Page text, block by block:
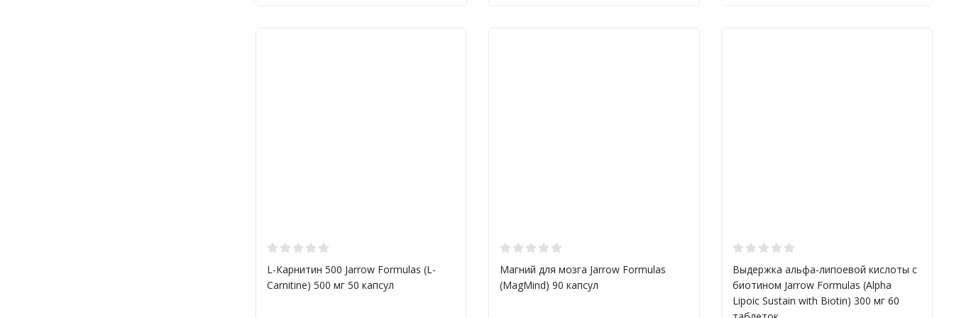
Аминокислоты и белки
Омега-3 жирные кислоты – способствуют здоровью сердечно-сосудистой системы и уменьшают воспаление в организме.
Антиоксиданты – защищают клетки от повреждений свободными радикалами и снижают риск развития болезней.
L-Карнитин 500 Jarrow Formulas (L-
Carnitine) 500 мг 50 капсул
Магний для мозга Jarrow Formulas
(MagMind) 90 капсул
Выдержка альфа-липоевой кислоты с
биотином Jarrow Formulas (Alpha
Lipoic Sustain with Biotin) 300 мг 60